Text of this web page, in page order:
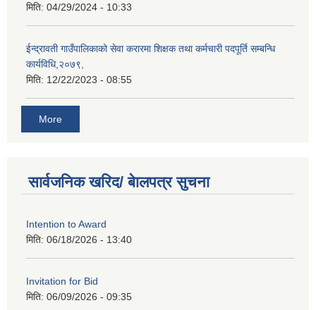
मिति: 04/29/2024 - 10:33
ईन्द्रावती गाउँपालिकाको सेवा करारमा शिक्षक तथा कर्मचारी पदपूर्ति सम्बन्धि
कार्यविधि,२०७९,
मिति: 12/22/2023 - 08:55
More
सार्वजनिक खरिद/ बेालपत्र सुचना
Intention to Award
मिति: 06/18/2026 - 13:40
Invitation for Bid
मिति: 06/09/2026 - 09:35